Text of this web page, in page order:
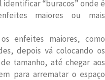
identificar “buracos” onde é
maiores ou mais
enfeites maiores, como
depois vá colocando os
tamanho, até chegar aos
para arrematar o espaço